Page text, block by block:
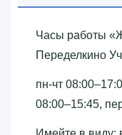
Часы работы
Переделкино
пн-чт
08:00–15:45,